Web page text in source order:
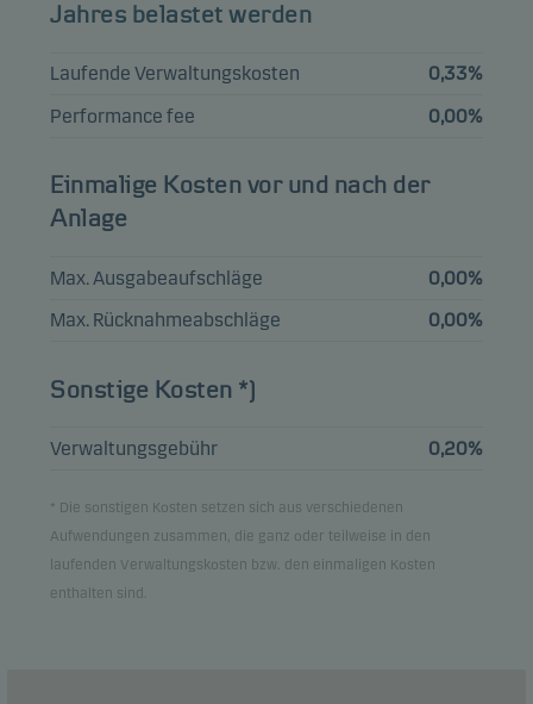
AMPRION GMBH
22.09.2032
TEOLLISUUDEN
NETFLIX INC
15.06.2030
Jahres belastet werden
Laufende Verwaltungskosten
0,33%
Performance fee
0,00%
Einmalige Kosten vor und nach der
Anlage
Max. Ausgabeaufschläge
0,00%
Max. Rücknahmeabschläge
0,00%
Sonstige Kosten *)
Verwaltungsgebühr 0,20%
* Die sonstigen Kosten setzen sich aus verschiedenen
Aufwendungen zusammen, die ganz oder teilweise in den
laufenden Verwaltungskosten bzw. den einmaligen Kosten
enthalten sind.